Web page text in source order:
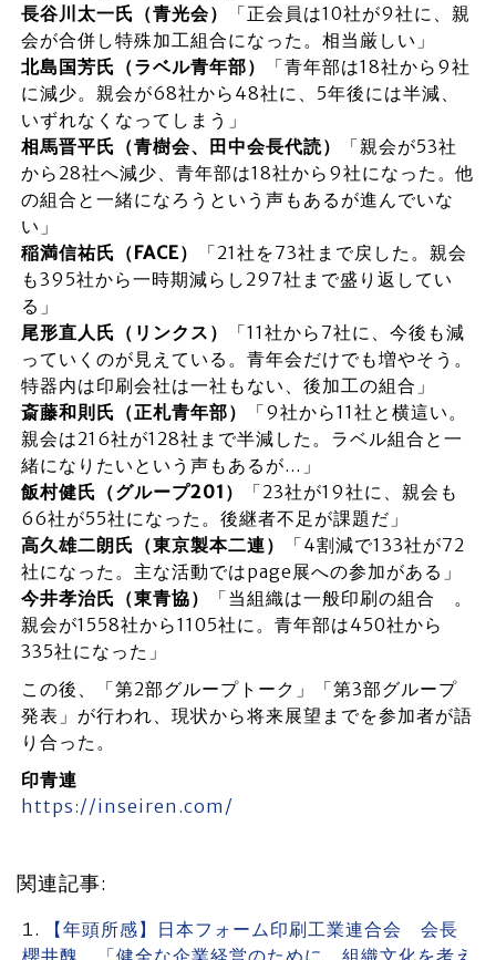
長谷川太一氏（青光会）
「正会員は10社が9社に、親
会が合併し特殊加工組合になった。相当厳しい」
北島国芳氏（ラベル青年部）
「青年部は18社から9社
に減少。親会が68社から48社に、5年後には半減、
いずれなくなってしまう」
相馬晋平氏（青樹会、田中会長代読）
「親会が53社
から28社へ減少、青年部は18社から9社になった。他
の組合と一緒になろうという声もあるが進んでいな
い」
稲満信祐氏（FACE）
「21社を73社まで戻した。親会
も395社から一時期減らし297社まで盛り返してい
る」
尾形直人氏（リンクス）
「11社から7社に、今後も減
っていくのが見えている。青年会だけでも増やそう。
特器内は印刷会社は一社もない、後加工の組合」
斎藤和則氏（正札青年部）
「9社から11社と横這い。
親会は216社が128社まで半減した。ラベル組合と一
緒になりたいという声もあるが…」
飯村健氏（グループ201）
「23社が19社に、親会も
66社が55社になった。後継者不足が課題だ」
高久雄二朗氏（東京製本二連）
「4割減で133社が72
社になった。主な活動ではpage展への参加がある」
今井孝治氏（東青協）
「当組織は一般印刷の組合 。
親会が1558社から1105社に。青年部は450社から
335社になった」
この後、「第2部グループトーク」「第3部グループ
発表」が行われ、現状から将来展望までを参加者が語
り合った。
印青連
https://inseiren.com/
関連記事:
【年頭所感】日本フォーム印刷工業連合会 会長